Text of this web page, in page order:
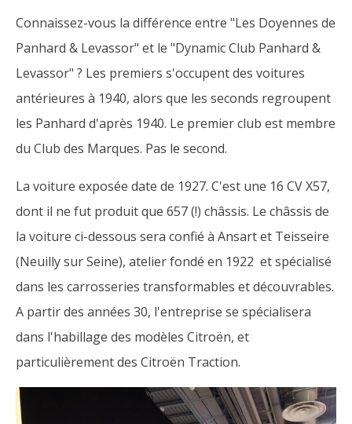
Connaissez-vous la différence entre "Les Doyennes de
Panhard & Levassor" et le "Dynamic Club Panhard &
Levassor" ? Les premiers s'occupent des voitures
antérieures à 1940, alors que les seconds regroupent
les Panhard d'après 1940. Le premier club est membre
du Club des Marques. Pas le second.
La voiture exposée date de 1927. C'est une 16 CV X57,
dont il ne fut produit que 657 (!) châssis. Le châssis de
la voiture ci-dessous sera confié à Ansart et Teisseire
(Neuilly sur Seine), atelier fondé en 1922 et spécialisé
dans les carrosseries transformables et découvrables.
A partir des années 30, l'entreprise se spécialisera
dans l'habillage des modèles Citroën, et
particulièrement des Citroën Traction.